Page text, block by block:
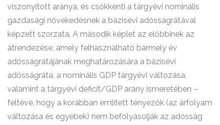
viszonyított aránya, és csökkenti a tárgyévi nominális
gazdasági növekedésnek a bázisévi adósságrátával
képzett szorzata. A második képlet az előbbinek az
átrendezése, amely felhasználható bármely év
adósságrátájának meghatározására a bázisévi
adósságráta, a nominális GDP tárgyévi változása,
valamint a tárgyévi deficit/GDP arány ismeretében –
feltéve, hogy a korábban említett tényezők (az árfolyam
változása és egyebek) nem befolyásolják az adósság